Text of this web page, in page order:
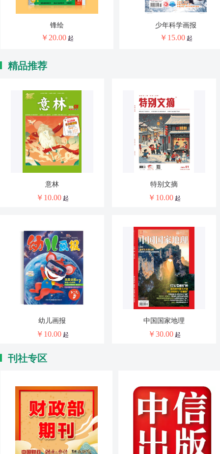
锋绘
￥ 20.00起
少年科学画报
￥ 15.00起
精品推荐
意林
￥ 10.00起
特别文摘
￥ 10.00起
幼儿画报
￥ 10.00起
中国国家地理
￥30.00起
刊社专区